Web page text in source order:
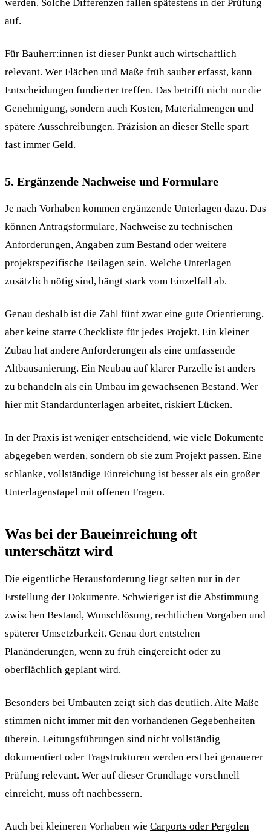
werden. Solche Differenzen fallen spätestens in der Prüfung
auf.
Für Bauherr:innen ist dieser Punkt auch wirtschaftlich
relevant. Wer Flächen und Maße früh sauber erfasst, kann
Entscheidungen fundierter treffen. Das betrifft nicht nur die
Genehmigung, sondern auch Kosten, Materialmengen und
spätere Ausschreibungen. Präzision an dieser Stelle spart
fast immer Geld.
5. Ergänzende Nachweise und Formulare
Je nach Vorhaben kommen ergänzende Unterlagen dazu. Das
können Antragsformulare, Nachweise zu technischen
Anforderungen, Angaben zum Bestand oder weitere
projektspezifische Beilagen sein. Welche Unterlagen
zusätzlich nötig sind, hängt stark vom Einzelfall ab.
Genau deshalb ist die Zahl fünf zwar eine gute Orientierung,
aber keine starre Checkliste für jedes Projekt. Ein kleiner
Zubau hat andere Anforderungen als eine umfassende
Altbausanierung. Ein Neubau auf klarer Parzelle ist anders
zu behandeln als ein Umbau im gewachsenen Bestand. Wer
hier mit Standardunterlagen arbeitet, riskiert Lücken.
In der Praxis ist weniger entscheidend, wie viele Dokumente
abgegeben werden, sondern ob sie zum Projekt passen. Eine
schlanke, vollständige Einreichung ist besser als ein großer
Unterlagenstapel mit offenen Fragen.
Was bei der Baueinreichung oft
unterschätzt wird
Die eigentliche Herausforderung liegt selten nur in der
Erstellung der Dokumente. Schwieriger ist die Abstimmung
zwischen Bestand, Wunschlösung, rechtlichen Vorgaben und
späterer Umsetzbarkeit. Genau dort entstehen
Planänderungen, wenn zu früh eingereicht oder zu
oberflächlich geplant wird.
Besonders bei Umbauten zeigt sich das deutlich. Alte Maße
stimmen nicht immer mit den vorhandenen Gegebenheiten
überein, Leitungsführungen sind nicht vollständig
dokumentiert oder Tragstrukturen werden erst bei genauerer
Prüfung relevant. Wer auf dieser Grundlage vorschnell
einreicht, muss oft nachbessern.
Auch bei kleineren Vorhaben wie Carports oder Pergolen